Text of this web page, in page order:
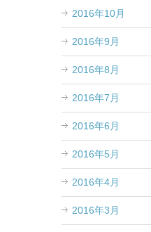
2016年10月
2016年9月
2016年8月
2016年7月
2016年6月
2016年5月
2016年4月
2016年3月